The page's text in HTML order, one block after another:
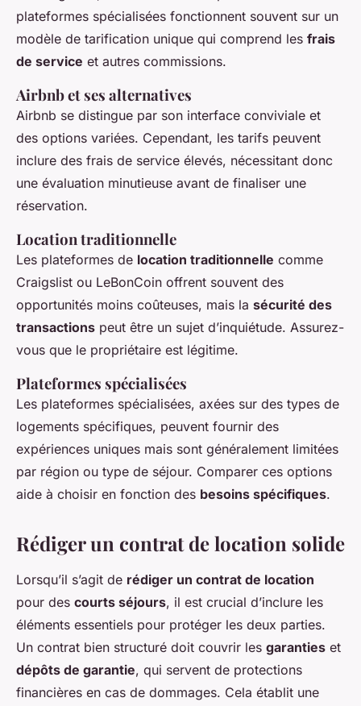
plateformes spécialisées fonctionnent souvent sur un
modèle de tarification unique qui comprend les frais
de service et autres commissions.
Airbnb et ses alternatives
Airbnb se distingue par son interface conviviale et
des options variées. Cependant, les tarifs peuvent
inclure des frais de service élevés, nécessitant donc
une évaluation minutieuse avant de finaliser une
réservation.
Location traditionnelle
Les plateformes de location traditionnelle comme
Craigslist ou LeBonCoin offrent souvent des
opportunités moins coûteuses, mais la sécurité des
transactions peut être un sujet d’inquiétude. Assurez-
vous que le propriétaire est légitime.
Plateformes spécialisées
Les plateformes spécialisées, axées sur des types de
logements spécifiques, peuvent fournir des
expériences uniques mais sont généralement limitées
par région ou type de séjour. Comparer ces options
aide à choisir en fonction des besoins spécifiques.
Rédiger un contrat de location solide
Lorsqu’il s’agit de rédiger un contrat de location
pour des courts séjours, il est crucial d’inclure les
éléments essentiels pour protéger les deux parties.
Un contrat bien structuré doit couvrir les garanties et
dépôts de garantie, qui servent de protections
financières en cas de dommages. Cela établit une